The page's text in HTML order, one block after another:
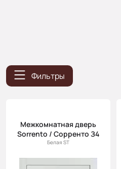
Фильтры
Межкомнатная дверь
Sorrento / Сорренто З4
Белая ST